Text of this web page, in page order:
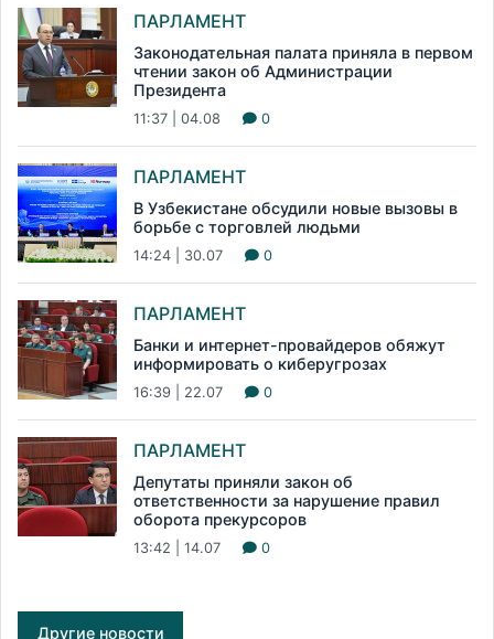
ПАРЛАМЕНТ
Законодательная палата приняла в первом
чтении закон об Администрации
Президента
11:37 | 04.08 0
ПАРЛАМЕНТ
В Узбекистане обсудили новые вызовы в
борьбе с торговлей людьми
14:24 | 30.07 0
ПАРЛАМЕНТ
Банки и интернет-провайдеров обяжут
информировать о киберугрозах
16:39 | 22.07 0
ПАРЛАМЕНТ
Депутаты приняли закон об
ответственности за нарушение правил
оборота прекурсоров
13:42 | 14.07 0
Другие новости